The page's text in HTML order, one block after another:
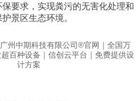
要求，实现粪污的无害化处理和
景区生态环境。